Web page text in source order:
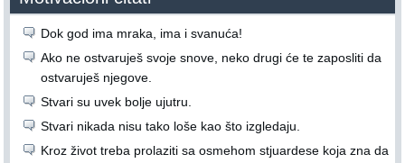
Dok god ima mraka, ima i svanuća!
Ako ne ostvaruješ svoje snove, neko drugi će te zaposliti da
ostvaruješ njegove.
Stvari su uvek bolje ujutru.
Stvari nikada nisu tako loše kao što izgledaju.
Kroz život treba prolaziti sa osmehom stjuardese koja zna da